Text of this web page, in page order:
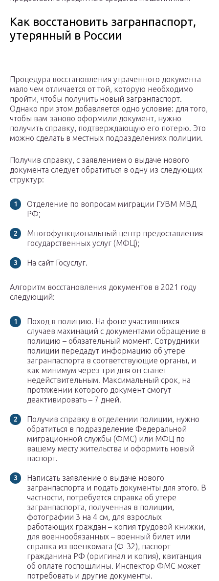
Как восстановить загранпаспорт,
утерянный в России
Процедура восстановления утраченного документа
мало чем отличается от той, которую необходимо
пройти, чтобы получить новый загранпаспорт.
Однако при этом добавляется одно условие: для того,
чтобы вам заново оформили документ, нужно
получить справку, подтверждающую его потерю. Это
можно сделать в местных подразделениях полиции.
Получив справку, с заявлением о выдаче нового
документа следует обратиться в одну из следующих
структур:
Отделение по вопросам миграции ГУВМ МВД
РФ;
Многофункциональный центр предоставления
государственных услуг (МФЦ);
На сайт Госуслуг.
Алгоритм восстановления документов в 2021 году
следующий:
Поход в полицию. На фоне участившихся
случаев махинаций с документами обращение в
полицию – обязательный момент. Сотрудники
полиции передадут информацию об утере
загранпаспорта в соответствующие органы, и
как минимум через три дня он станет
недействительным. Максимальный срок, на
протяжении которого документ смогут
деактивировать – 7 дней.
Получив справку в отделении полиции, нужно
обратиться в подразделение Федеральной
миграционной службы (ФМС) или МФЦ по
вашему месту жительства и оформить новый
паспорт.
Написать заявление о выдаче нового
загранпаспорта и подать документы для этого. В
частности, потребуется справка об утере
загранпаспорта, полученная в полиции,
фотографии 3 на 4 см, для взрослых
работающих граждан – копия трудовой книжки,
для военнообязанных – военный билет или
справка из военкомата (Ф-32), паспорт
гражданина РФ (оригинал и копия), квитанция
об оплате госпошлины. Инспектор ФМС может
потребовать и другие документы.